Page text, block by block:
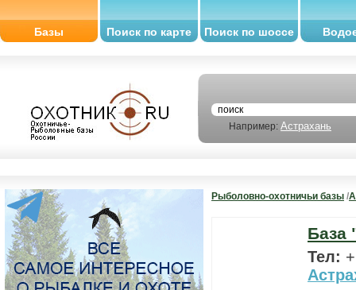
Базы Поиск по карте Поиск по шоссе
Например: Астрахань
Рыболовно-охотничьи базы /
База
Тел: